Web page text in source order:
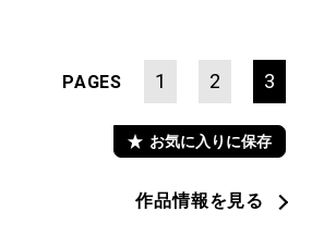
PAGES 1 2 3
お気に入りに保存
作品情報を見る